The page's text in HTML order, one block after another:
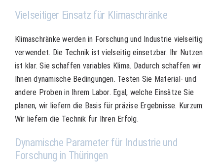
Vielseitiger Einsatz für Klimaschränke
Klimaschränkewerden in Forschung und Industrie vielseitig
verwendet. Die Technik ist vielseitig einsetzbar. Ihr Nutzen
ist klar. Sie schaffen variables Klima. Dadurch schaffen wir
Ihnen dynamische Bedingungen. Testen Sie Material- und
andere Proben in Ihrem Labor. Egal, welche Einsätze Sie
planen, wir liefern die Basis für präzise Ergebnisse. Kurzum:
Wir liefern die Technik für Ihren Erfolg.
Dynamische Parameter für Industrie und
Forschung in Thüringen